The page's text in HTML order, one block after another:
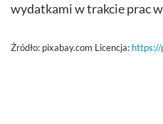
wydatkami w trakcie prac
Źródło: pixabay.com Licencja: https://